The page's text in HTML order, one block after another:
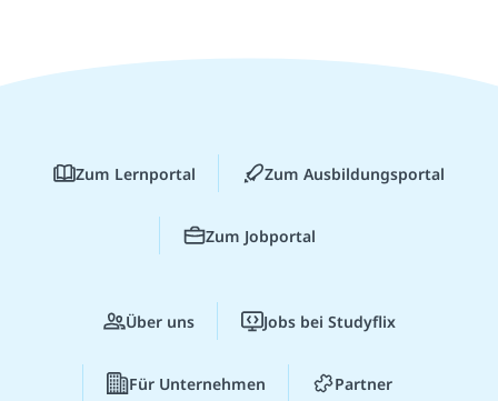
Zum Lernportal Zum Ausbildungsportal
Zum Jobportal
Über uns Jobs bei Studyflix
Für Unternehmen Partner